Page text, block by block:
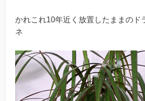
かれこれ10年近く放置したままのド
ネ